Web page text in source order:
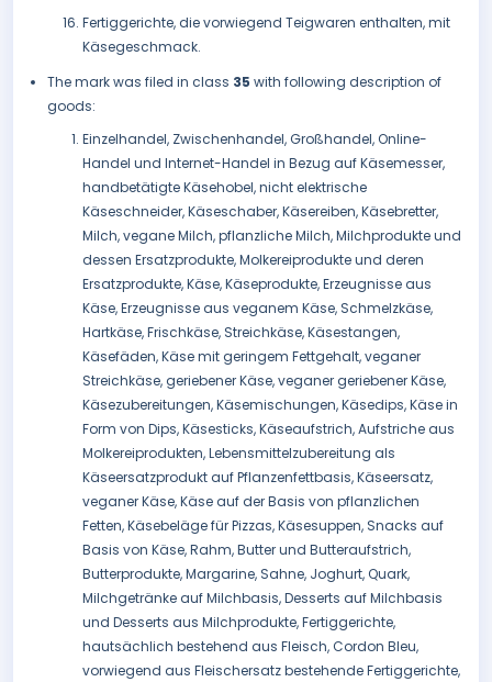
Fertiggerichte, die vorwiegend Teigwaren enthalten, mit
Käsegeschmack.
The mark was filed in class 35 with following description of
goods:
Einzelhandel, Zwischenhandel, Großhandel, Online-
Handel und Internet-Handel in Bezug auf Käsemesser,
handbetätigte Käsehobel, nicht elektrische
Käseschneider, Käseschaber, Käsereiben, Käsebretter,
Milch, vegane Milch, pflanzliche Milch, Milchprodukte und
dessen Ersatzprodukte, Molkereiprodukte und deren
Ersatzprodukte, Käse, Käseprodukte, Erzeugnisse aus
Käse, Erzeugnisse aus veganem Käse, Schmelzkäse,
Hartkäse, Frischkäse, Streichkäse, Käsestangen,
Käsefäden, Käse mit geringem Fettgehalt, veganer
Streichkäse, geriebener Käse, veganer geriebener Käse,
Käsezubereitungen, Käsemischungen, Käsedips, Käse in
Form von Dips, Käsesticks, Käseaufstrich, Aufstriche aus
Molkereiprodukten, Lebensmittelzubereitung als
Käseersatzprodukt auf Pflanzenfettbasis, Käseersatz,
veganer Käse, Käse auf der Basis von pflanzlichen
Fetten, Käsebeläge für Pizzas, Käsesuppen, Snacks auf
Basis von Käse, Rahm, Butter und Butteraufstrich,
Butterprodukte, Margarine, Sahne, Joghurt, Quark,
Milchgetränke auf Milchbasis, Desserts auf Milchbasis
und Desserts aus Milchprodukte, Fertiggerichte,
hautsächlich bestehend aus Fleisch, Cordon Bleu,
vorwiegend aus Fleischersatz bestehende Fertiggerichte,